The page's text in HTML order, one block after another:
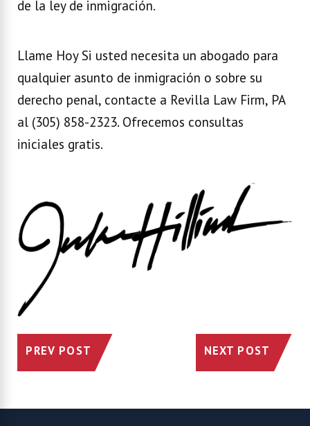
de la ley de inmigración.
Llame Hoy Si usted necesita un abogado para
qualquier asunto de inmigración o sobre su
derecho penal, contacte a Revilla Law Firm, PA
al (305) 858-2323. Ofrecemos consultas
iniciales gratis.
PREV POST NEXT POST